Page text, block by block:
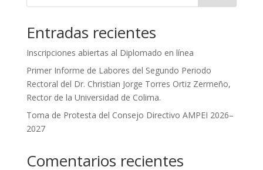
Entradas recientes
Inscripciones abiertas al Diplomado en línea
Primer Informe de Labores del Segundo Periodo
Rectoral del Dr. Christian Jorge Torres Ortiz Zermeño,
Rector de la Universidad de Colima.
Toma de Protesta del Consejo Directivo AMPEI 2026–
2027
Comentarios recientes